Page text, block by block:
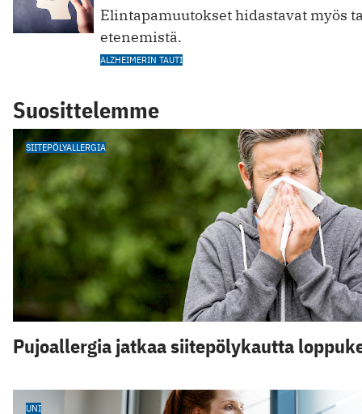
Elintapamuutokset hidastavat myös
etenemistä.
ALZHEIMERIN TAUTI
Suosittelemme
SIITEPÖLYALLERGIA
Pujoallergia jatkaa siitepölykautta
UNI